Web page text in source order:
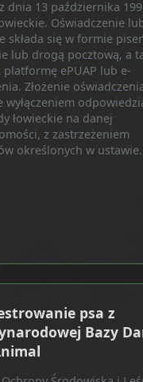
dnia 13 października
Oświadczenie
składa się w formie
lub drogą pocztową, a
platformę ePUAP lub e-
Złożenie
wyłączeniem
łowieckie na danej
z zastrzeżeniem
określonych w ustawie.
psa z
Bazy